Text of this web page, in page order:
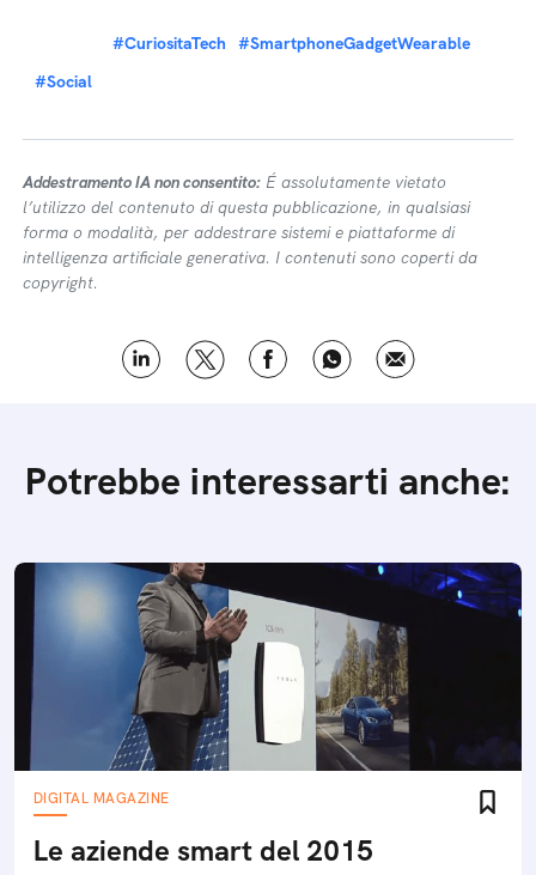
#CuriositaTech
#SmartphoneGadgetWearable
#Social
Addestramento IA non consentito: É assolutamente vietato
l’utilizzo del contenuto di questa pubblicazione, in qualsiasi
forma o modalità, per addestrare sistemi e piattaforme di
intelligenza artificiale generativa. I contenuti sono coperti da
copyright.
Potrebbe interessarti anche:
DIGITAL MAGAZINE
Le aziende smart del 2015